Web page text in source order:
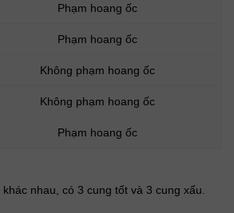
Phạm hoang ốc
Phạm hoang ốc
Không phạm hoang ốc
Không phạm hoang ốc
Phạm hoang ốc
nhau, có 3 cung tốt và 3 cung xấu.